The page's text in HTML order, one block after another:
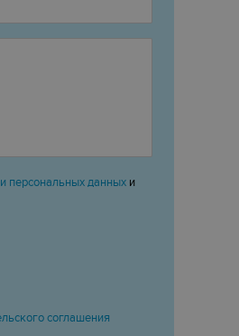
персональных данных и
соглашения